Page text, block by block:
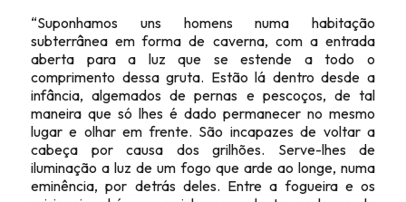
“Suponhamos uns homens numa habitação
subterrânea em forma de caverna, com a entrada
aberta para a luz que se estende a todo o
comprimento dessa gruta. Estão lá dentro desde a
infância, algemados de pernas e pescoços, de tal
maneira que só lhes é dado permanecer no mesmo
lugar e olhar em frente. São incapazes de voltar a
cabeça por causa dos grilhões. Serve-lhes de
iluminação a luz de um fogo que arde ao longe, numa
eminência, por detrás deles. Entre a fogueira e os